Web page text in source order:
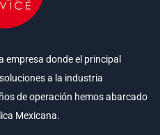
empresa donde el principal
a la industria
de operación hemos abarcado
Mexicana.